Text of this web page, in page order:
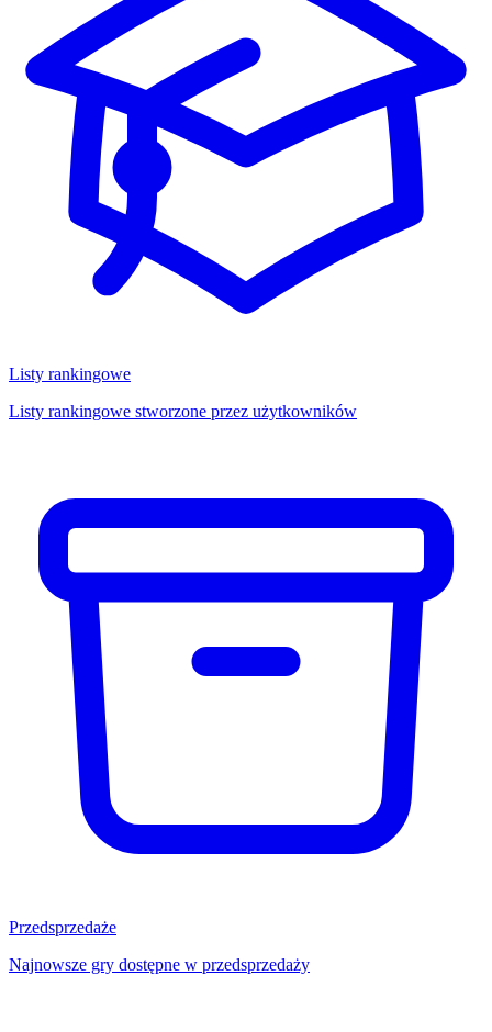
Listy rankingowe
Listy rankingowe stworzone przez użytkowników
Przedsprzedaże
Najnowsze gry dostępne w przedsprzedaży